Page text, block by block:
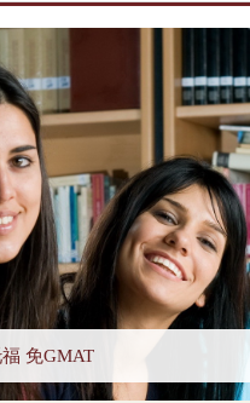
Science 2025
Law 2025
CS-Artificial Intelligence 2025
Systems 2025
2025
Pediatric Acute Care
A Earth Sciences 2025
免GMAT